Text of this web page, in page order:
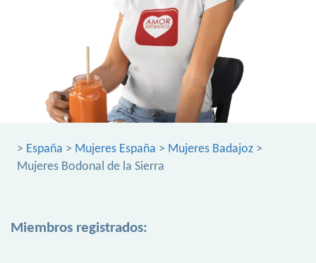
> España > Mujeres España > Mujeres Badajoz >
Mujeres Bodonal de la Sierra
Miembros registrados: